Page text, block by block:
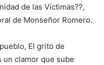
de las Víctimas??,
de Monseñor Romero.
El grito de
clamor que sube